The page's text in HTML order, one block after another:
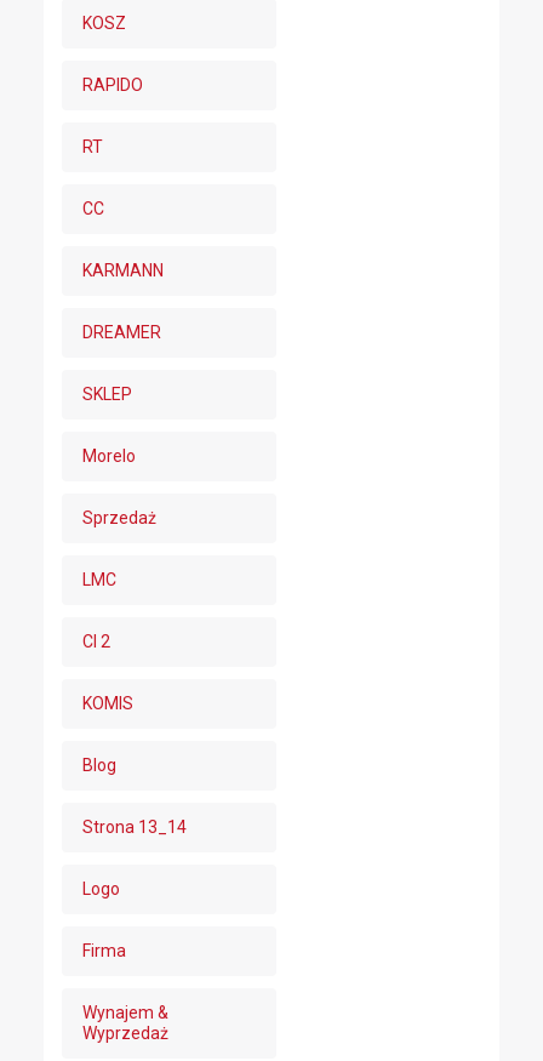
KOSZ
RAPIDO
RT
CC
KARMANN
DREAMER
SKLEP
Morelo
Sprzedaż
LMC
CI 2
KOMIS
Blog
Strona 13_14
Logo
Firma
Wynajem &
Wyprzedaż